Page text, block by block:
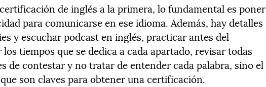
de inglés a la primera, lo fundamental es poner
para comunicarse en ese idioma. Además, hay detalles
y escuchar podcast en inglés, practicar antes del
tiempos que se dedica a cada apartado, revisar todas
de contestar y no tratar de entender cada palabra, sino el
son claves para obtener una certificación.